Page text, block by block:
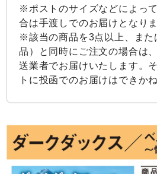
※ポストのサイズなどによっ
合は手渡しでのお届けとなりま
※該当の商品を3点以上、また
品）と同時にご注文の場合は
送業者でお届けいたします。
トに投函でのお届けはできかね